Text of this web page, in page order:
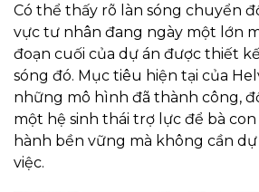
Có thể thấy rõ làn sóng chuyển
vực tư nhân đang ngày một lớn
đoạn cuối của dự án được thiết
sóng đó. Mục tiêu hiện tại của
những mô hình đã thành công,
một hệ sinh thái trợ lực để bà
hành bền vững mà không cần
việc.